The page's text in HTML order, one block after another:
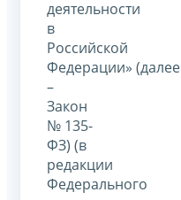
деятельности
в
Российской
Федерации» (далее
–
Закон
№ 135-
ФЗ) (в
редакции
Федерального